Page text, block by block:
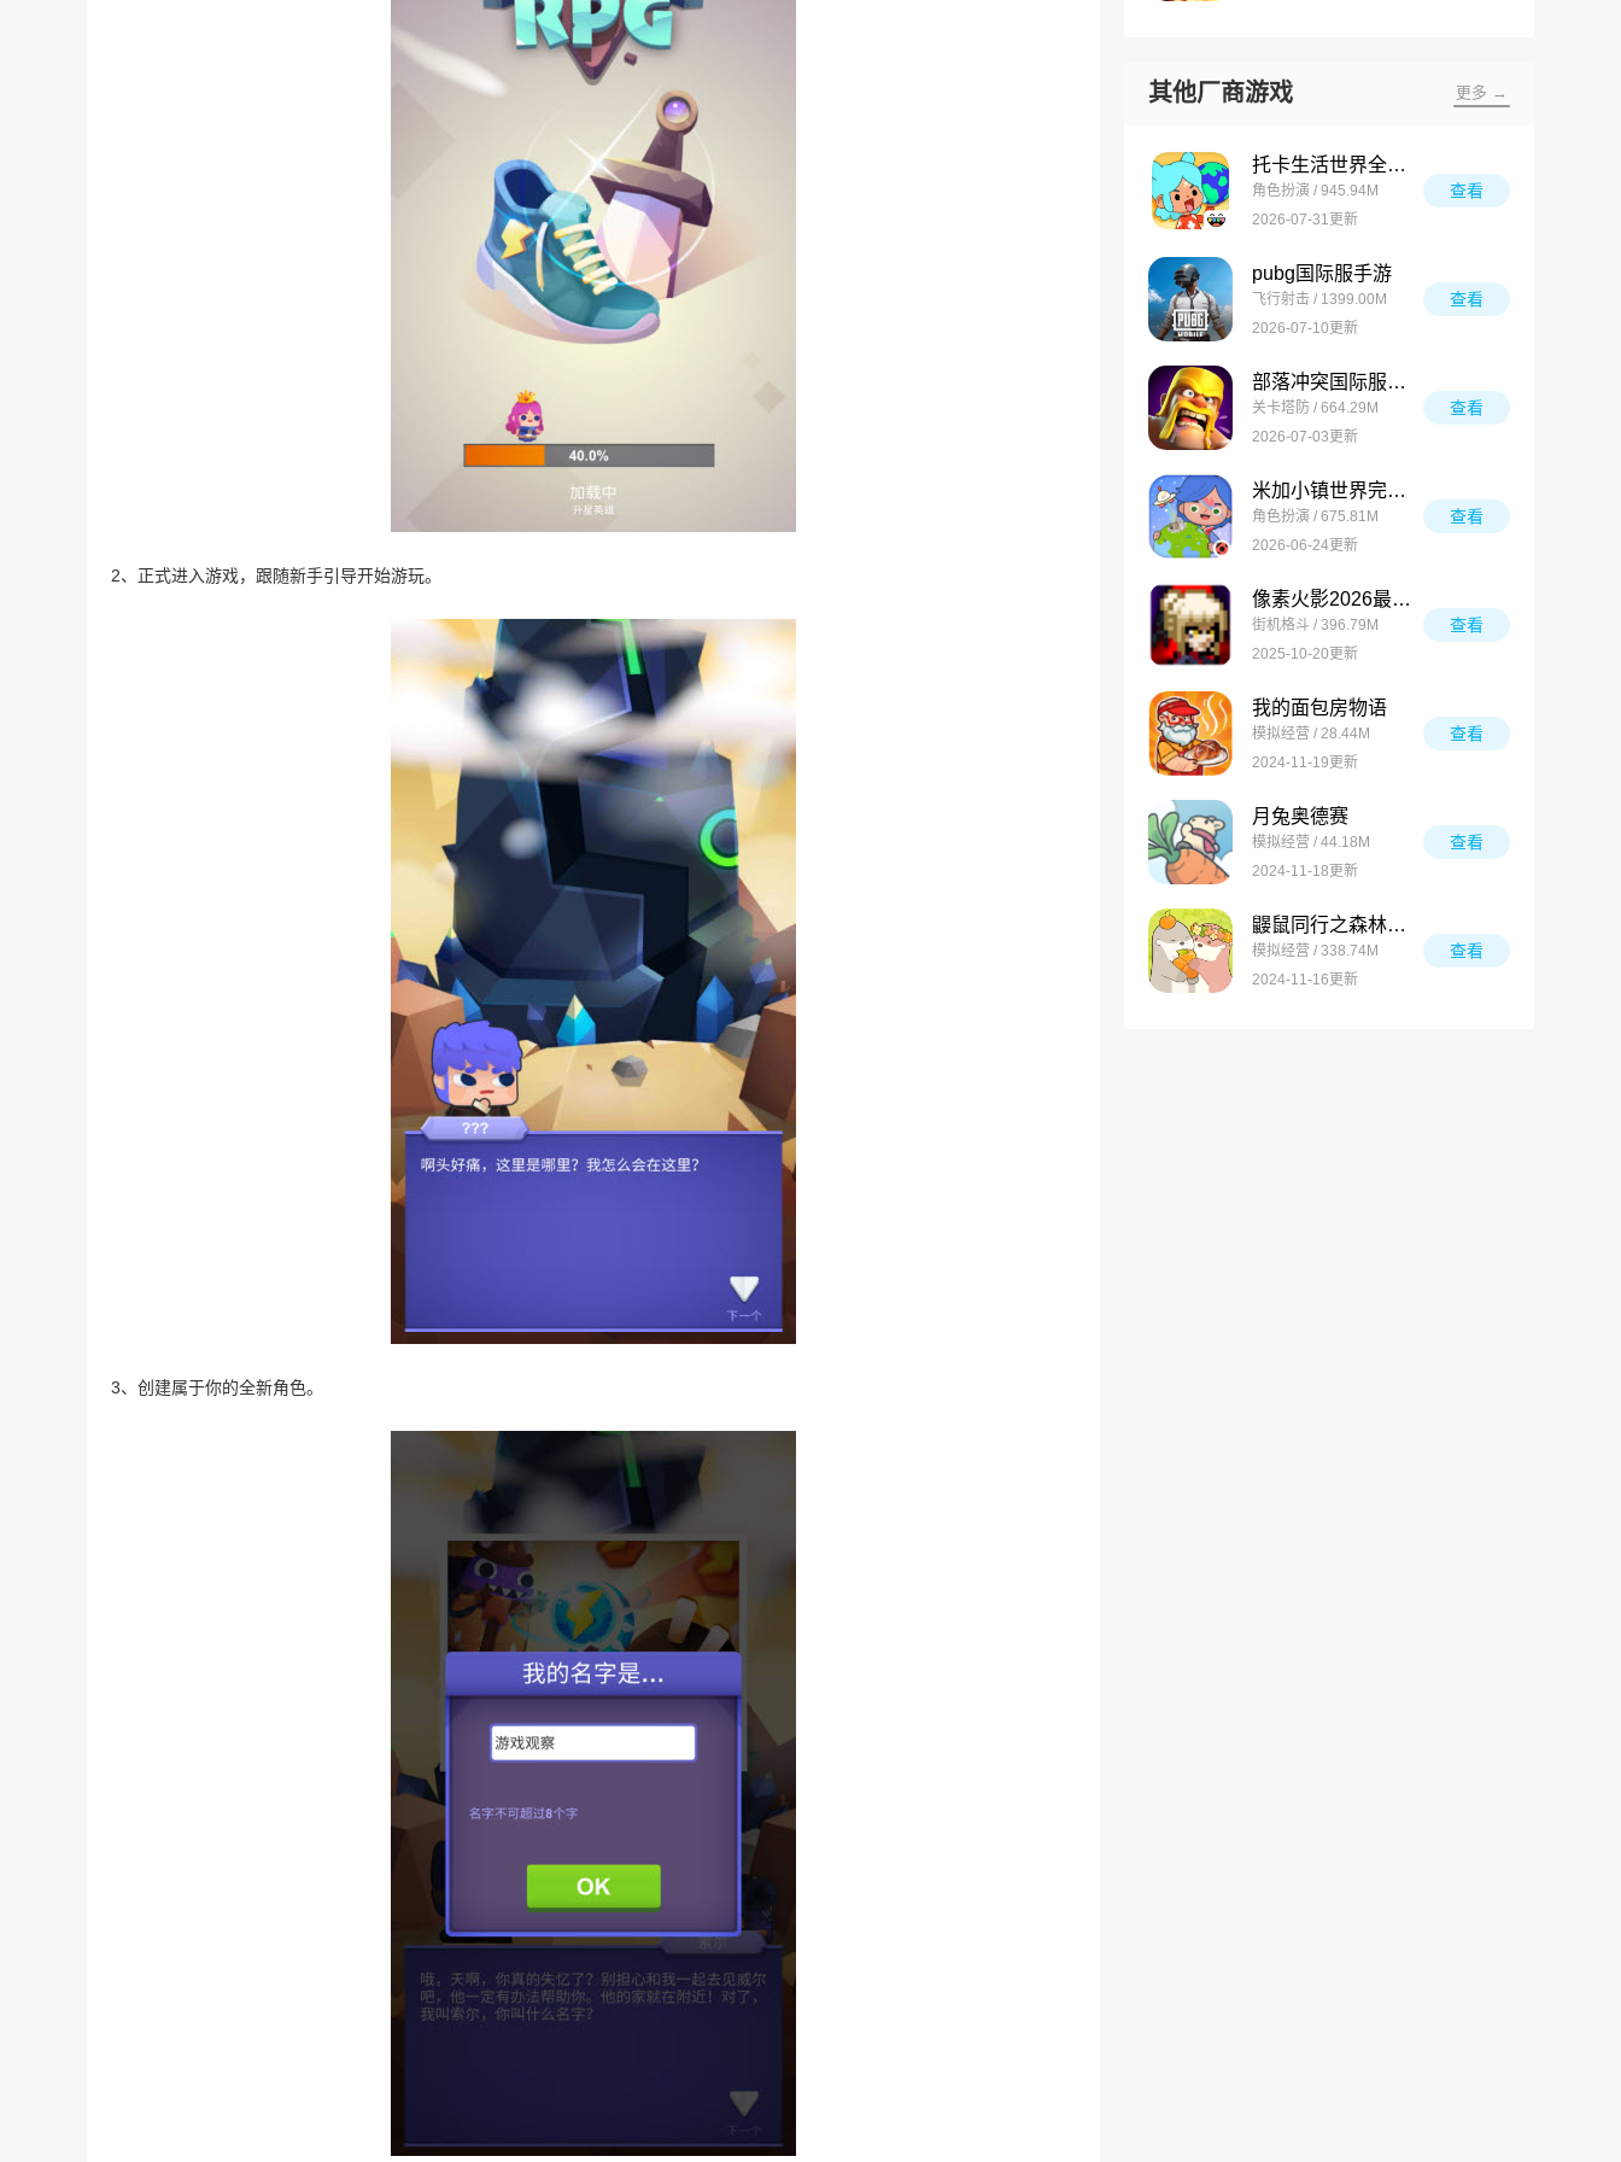
2、正式进入游戏，跟随新手引导开始游玩。
3、创建属于你的全新角色。
其他厂商游戏 更多 →
托卡生活世界全解锁版
角色扮演 / 945.94M
2026-07-31更新
查看
pubg国际服手游
飞行射击 / 1399.00M
2026-07-10更新
查看
部落冲突国际服最新版
关卡塔防 / 664.29M
2026-07-03更新
查看
米加小镇世界完整版
角色扮演 / 675.81M
2026-06-24更新
查看
像素火影2026最新版
街机格斗 / 396.79M
2025-10-20更新
查看
我的面包房物语
模拟经营 / 28.44M
2024-11-19更新
查看
月兔奥德赛
模拟经营 / 44.18M
2024-11-18更新
查看
鼹鼠同行之森林之家万圣节版
模拟经营 / 338.74M
2024-11-16更新
查看